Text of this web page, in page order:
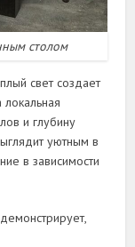
столом
свет создает
и глубину
уютным в
в зависимости